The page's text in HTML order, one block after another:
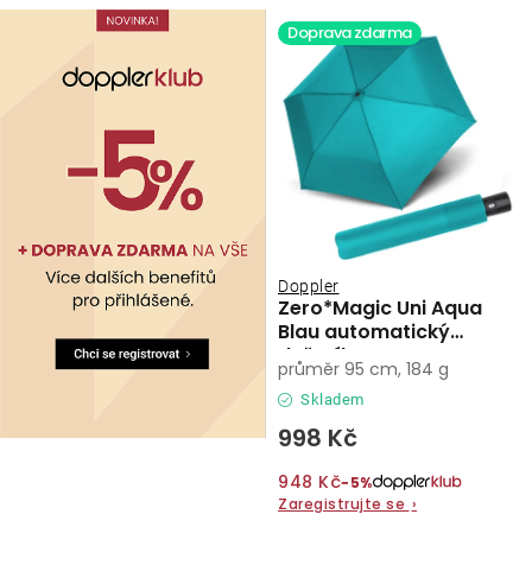
Doprava zdarma
Zero*Magic Uni Aqua
Blau automatický
deštník
Doppler
Skladem
998 Kč
948 Kč−5%
Zaregistrujte se ›
průměr 95 cm, 184 g